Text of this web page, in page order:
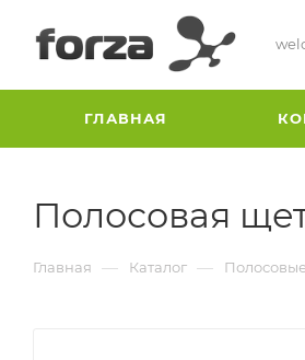
ГЛАВНАЯ
Полосовая
Главная — Каталог —